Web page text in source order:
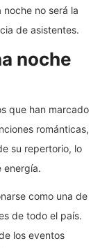
no será la
de asistentes.
noche
que han marcado
románticas,
su repertorio, lo
energía.
como una de
de todo el país.
los eventos